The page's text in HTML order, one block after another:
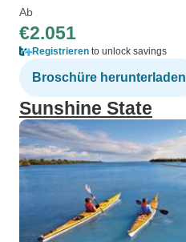
Ab
€2.051
Registrieren to unlock savings
Broschüre herunterladen
Sunshine State